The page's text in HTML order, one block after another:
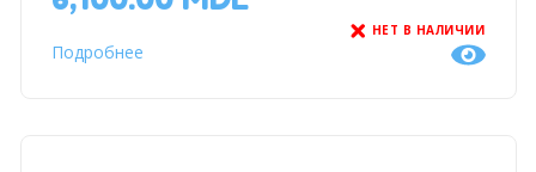
НЕТ В НАЛИЧИИ
Подробнее